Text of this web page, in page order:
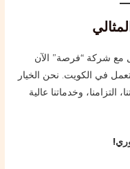
مع شركة “فرصة” الآن
في الكويت. نحن الخيار
وخدماتنا عالية